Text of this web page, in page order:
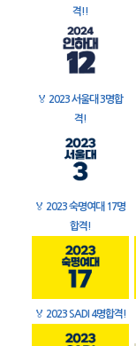
격!!
🏅 2023 서울대 3명합
격!
🏅 2023 숙명여대 17명
합격!
🏅 2023 SADI 4명합격!